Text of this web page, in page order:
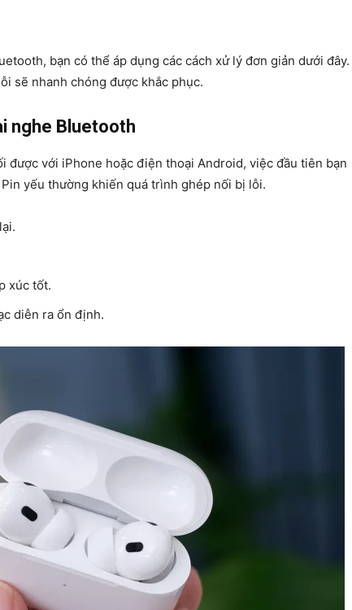
bạn có thể áp dụng các cách xử lý đơn giản dưới đây.
sẽ nhanh chóng được khắc phục.
nghe Bluetooth
được với iPhone hoặc điện thoại Android, việc đầu tiên bạn
yếu thường khiến quá trình ghép nối bị lỗi.
xúc tốt.
diễn ra ổn định.